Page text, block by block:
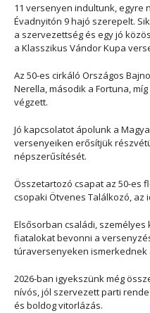
11 versenyen indultunk, egyre
Évadnyitón 9 hajó szerepelt.
a szervezettség és egy jó
a Klasszikus Vándor Kupa
Az 50-es cirkáló Országos
Nerella, második a Fortuna,
végzett.
Jó kapcsolatot ápolunk a
versenyeiken erősítjük
népszerűsítését.
Összetartozó csapat az 50-es
csopaki Ötvenes Találkozó, az
Elsősorban családi,
fiatalokat bevonni a
túraversenyeken ismerkednek
2026-ban igyekszünk még
nívós, jól szervezett parti
és boldog vitorlázás.